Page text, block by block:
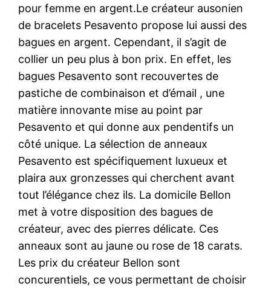
pour femme en argent.Le créateur ausonien
de bracelets Pesavento propose lui aussi des
bagues en argent. Cependant, il s’agit de
collier un peu plus à bon prix. En effet, les
bagues Pesavento sont recouvertes de
pastiche de combinaison et d’émail , une
matière innovante mise au point par
Pesavento et qui donne aux pendentifs un
côté unique. La sélection de anneaux
Pesavento est spécifiquement luxueux et
plaira aux gronzesses qui cherchent avant
tout l’élégance chez ils. La domicile Bellon
met à votre disposition des bagues de
créateur, avec des pierres délicate. Ces
anneaux sont au jaune ou rose de 18 carats.
Les prix du créateur Bellon sont
concurentiels, ce vous permettant de choisir